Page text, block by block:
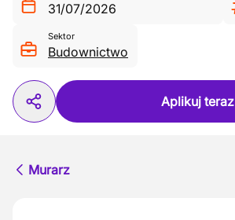
31/07/2026
Sektor
Budownictwo
Aplikuj teraz
Murarz